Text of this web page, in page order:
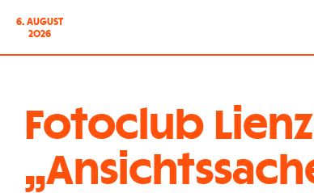
6. AUGUST
2026
Fotoclub